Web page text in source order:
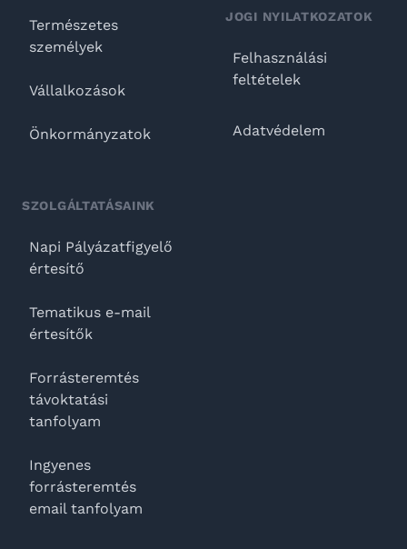
Természetes
személyek
Vállalkozások
Önkormányzatok
SZOLGÁLTATÁSAINK
Napi Pályázatfigyelő
értesítő
Tematikus e-mail
értesítők
Forrásteremtés
távoktatási
tanfolyam
Ingyenes
forrásteremtés
email tanfolyam
JOGI NYILATKOZATOK
Felhasználási
feltételek
Adatvédelem